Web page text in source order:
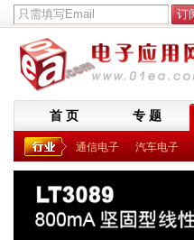
首 页 专 题
通信电子 汽车电子